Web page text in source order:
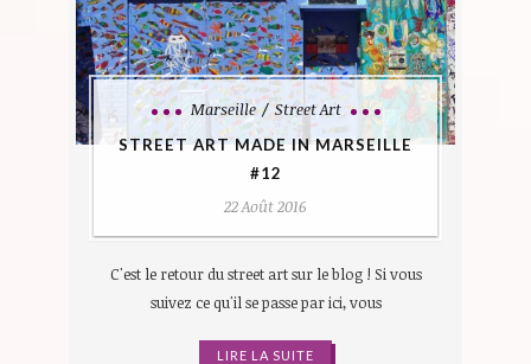
Marseille Street Art
STREET ART MADE IN MARSEILLE
#12
22 Août 2016
C'est le retour du street art sur le blog ! Si vous
suivez ce qu'il se passe par ici, vous
LIRE LA SUITE